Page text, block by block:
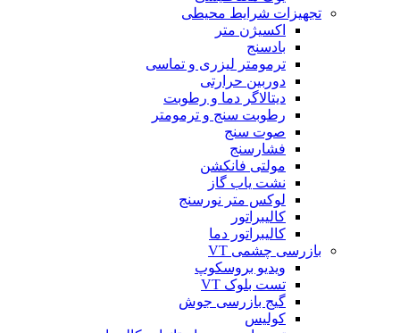
تجهیزات شرایط محیطی
اکسیژن متر
بادسنج
ترمومتر لیزری و تماسی
دوربین حرارتی
دیتالاگر دما و رطوبت
رطوبت سنج و ترمومتر
صوت سنج
فشارسنج
مولتی فانکشن
نشت یاب گاز
لوکس متر نورسنج
کالیبراتور
کالیبراتور دما
بازرسی چشمی VT
ویدیو بروسکوپ
تست بلوک VT
گیج بازرسی جوش
کولیس